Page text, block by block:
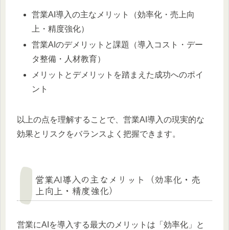
営業AI導入の主なメリット（効率化・売上向
上・精度強化）
営業AIのデメリットと課題（導入コスト・デー
タ整備・人材教育）
メリットとデメリットを踏まえた成功へのポイ
ント
以上の点を理解することで、営業AI導入の現実的な
効果とリスクをバランスよく把握できます。
営業AI導入の主なメリット（効率化・売
上向上・精度強化）
営業にAIを導入する最大のメリットは「効率化」と